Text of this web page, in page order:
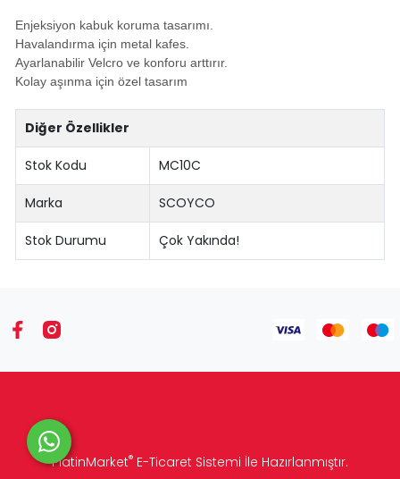
Enjeksiyon kabuk koruma tasarımı.
Havalandırma için metal kafes.
Ayarlanabilir Velcro ve konforu arttırır.
Kolay aşınma için özel tasarım
Diğer Özellikler
Stok Kodu MC10C
Marka SCOYCO
Stok Durumu Çok Yakında!
PlatinMarket® E-Ticaret Sistemi İle Hazırlanmıştır.